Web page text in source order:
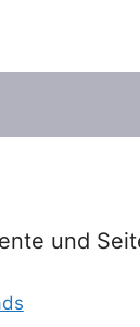
und